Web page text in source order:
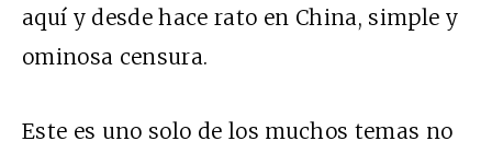
aquí y desde hace rato en China, simple y
ominosa censura.
Este es uno solo de los muchos temas no